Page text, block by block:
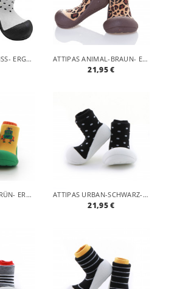
ATTIPAS CUTIE-WEISS- ERGONOMISCHE BABY LAUFLERNSCHUHE, ATMUNGSAKTIVE KINDER HAUSSCHUHE ABS SOCKEN BABYSCHUHE ANTIRUTSCH ATTIPAS ANIMAL-BRAUN- ERGONOMISCHE BABY LAUFLERNSCHUHE, ATMUNGSAKTIVE KINDER HAUSSCHUHE ABS SOCKEN BABYSCHUHE ANTIRUTSCH
21,95 €
ATTIPAS ROBOT-GRÜN- ERGONOMISCHE BABY LAUFLERNSCHUHE, ATMUNGSAKTIVE KINDER HAUSSCHUHE ABS SOCKEN BABYSCHUHE ANTIRUTSCH ATTIPAS URBAN-SCHWARZ- ERGONOMISCHE BABY LAUFLERNSCHUHE, ATMUNGSAKTIVE KINDER HAUSSCHUHE ABS SOCKEN BABYSCHUHE ANTIRUTSCH
21,95 €